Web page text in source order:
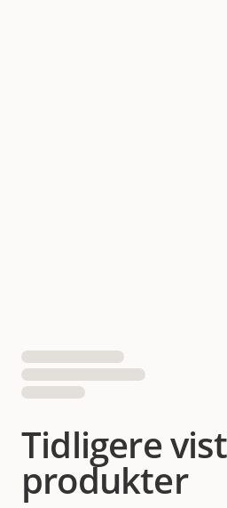
Tidligere
produkter